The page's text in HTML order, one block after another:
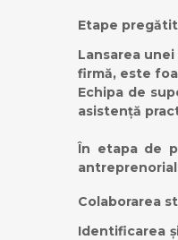
Etape
Lansarea
firmă, este
Echipa de
asistență
În etapa de
Colaborarea
Identificarea